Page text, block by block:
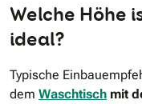
Welche Höhe
ideal?
Typische
dem Waschtisch mit